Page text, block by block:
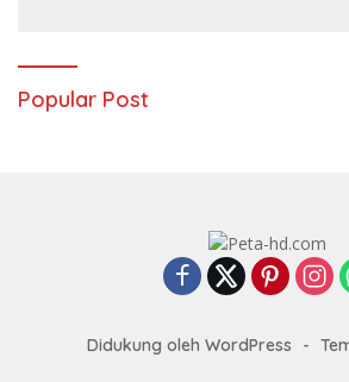
Popular Post
Didukung oleh WordPress -